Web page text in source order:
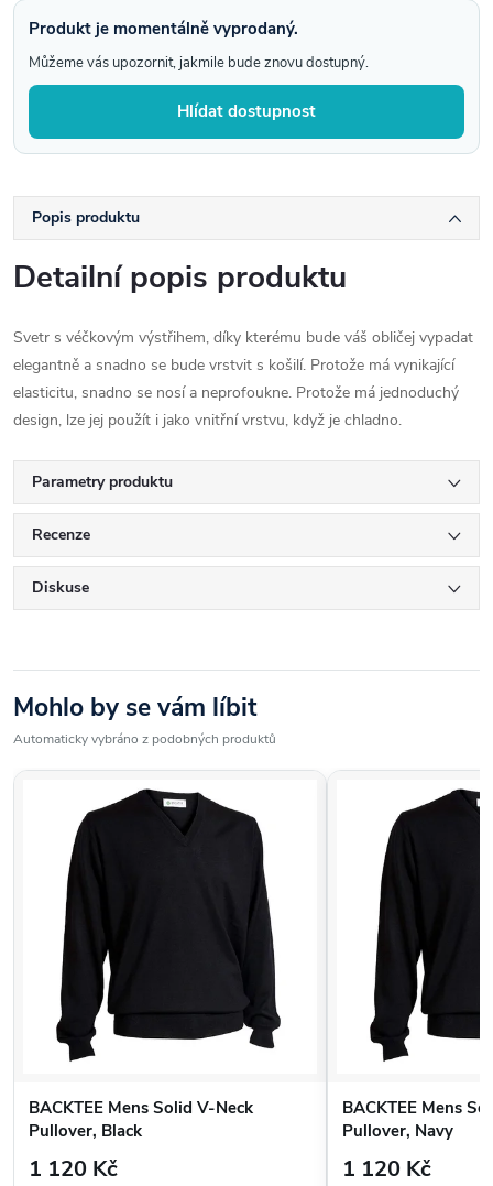
Produkt je momentálně vyprodaný.
Můžeme vás upozornit, jakmile bude znovu dostupný.
Hlídat dostupnost
Popis produktu
Detailní popis produktu
Svetr s véčkovým výstřihem, díky kterému bude váš obličej vypadat
elegantně a snadno se bude vrstvit s košilí. Protože má vynikající
elasticitu, snadno se nosí a neprofoukne. Protože má jednoduchý
design, lze jej použít i jako vnitřní vrstvu, když je chladno.
Parametry produktu
Recenze
Diskuse
Mohlo by se vám líbit
Automaticky vybráno z podobných produktů
BACKTEE Mens Solid V-Neck
Pullover, Black
1 120 Kč
BACKTEE Mens
Pullover, Navy
1 120 Kč